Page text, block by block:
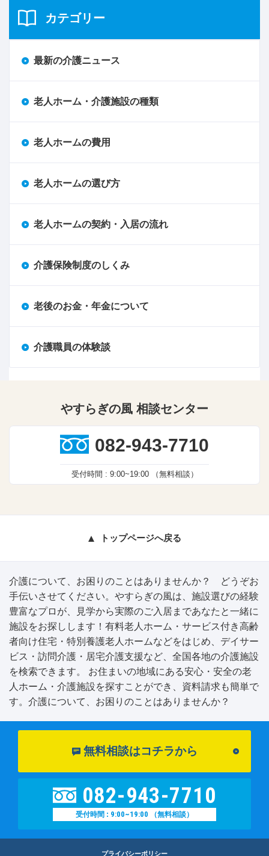
カテゴリー
最新の介護ニュース
老人ホーム・介護施設の種類
老人ホームの費用
老人ホームの選び方
老人ホームの契約・入居の流れ
介護保険制度のしくみ
老後のお金・年金について
介護職員の体験談
やすらぎの風 相談センター
082-943-7710
受付時間 : 9:00~19:00（無料相談）
トップページへ戻る
介護について、お困りのことはありませんか？ どうぞお
手伝いさせてください。やすらぎの風は、施設選びの経験
豊富なプロが、見学から実際のご入居まであなたと一緒に
施設をお探しします！有料老人ホーム・サービス付き高齢
者向け住宅・特別養護老人ホームなどをはじめ、デイサー
ビス・訪問介護・居宅介護支援など、全国各地の介護施設
を検索できます。 お住まいの地域にある安心・安全の老
人ホーム・介護施設を探すことができ、資料請求も簡単で
す。介護について、お困りのことはありませんか？
無料相談はコチラから
082-943-7710
受付時間 : 9:00~19:00 （無料相談）
プライバシーポリシー